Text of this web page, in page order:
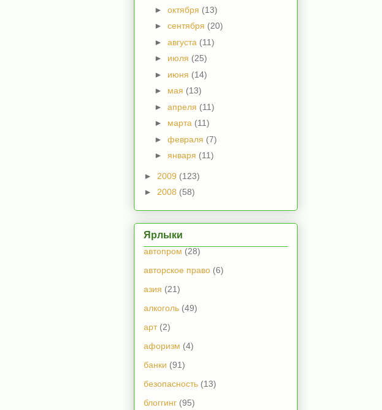
► октября (13)
► сентября (20)
► августа (11)
► июля (25)
► июня (14)
► мая (13)
► апреля (11)
► марта (11)
► февраля (7)
► января (11)
► 2009 (123)
► 2008 (58)
Ярлыки
автопром (28)
авторское право (6)
азия (21)
алкоголь (49)
арт (2)
афоризм (4)
банки (91)
безопасность (13)
блоггинг (95)